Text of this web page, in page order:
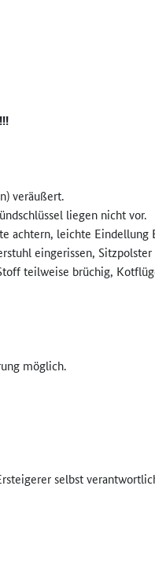
veräußert.
liegen nicht vor.
achtern, leichte Eindellung
eingerissen,
teilweise brüchig,
möglich.
selbst